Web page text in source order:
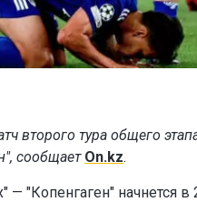
второго тура общего
сообщает On.kz.
— "Копенгаген" начнется